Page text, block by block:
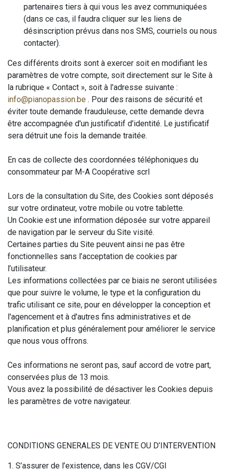
partenaires tiers à qui vous les avez communiquées
(dans ce cas, il faudra cliquer sur les liens de
désinscription prévus dans nos SMS, courriels ou nous
contacter).
Ces différents droits sont à exercer soit en modifiant les
paramètres de votre compte, soit directement sur le Site à
la rubrique « Contact », soit à l'adresse suivante :
info@pianopassion.be . Pour des raisons de sécurité et
éviter toute demande frauduleuse, cette demande devra
être accompagnée d'un justificatif d'identité. Le justificatif
sera détruit une fois la demande traitée.
En cas de collecte des coordonnées téléphoniques du
consommateur par M-A Coopérative scrl
Lors de la consultation du Site, des Cookies sont déposés
sur votre ordinateur, votre mobile ou votre tablette.
Un Cookie est une information déposée sur votre appareil
de navigation par le serveur du Site visité.
Certaines parties du Site peuvent ainsi ne pas être
fonctionnelles sans l’acceptation de cookies par
l’utilisateur.
Les informations collectées par ce biais ne seront utilisées
que pour suivre le volume, le type et la configuration du
trafic utilisant ce site, pour en développer la conception et
l'agencement et à d'autres fins administratives et de
planification et plus généralement pour améliorer le service
que nous vous offrons.
Ces informations ne seront pas, sauf accord de votre part,
conservées plus de 13 mois.
Vous avez la possibilité de désactiver les Cookies depuis
les paramètres de votre navigateur.
CONDITIONS GENERALES DE VENTE OU D’INTERVENTION
1. S’assurer de l’existence, dans les CGV/CGI